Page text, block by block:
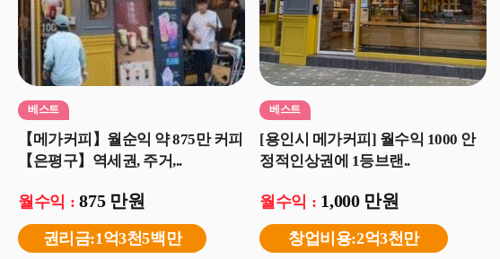
베스트
【메가커피】월순익 약 875만 커피
【은평구】역세권, 주거,..
월수익 :875 만원
권리금:1억3천5백만
베스트
[용인시 메가커피] 월수익 1000 안
정적인상권에 1등브랜..
월수익 : 1,000 만원
창업비용:2억3천만